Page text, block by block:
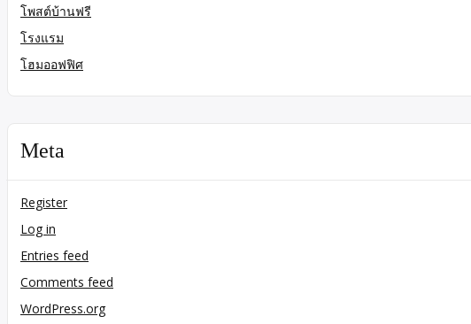
โพสต์บ้านฟรี
โรงแรม
โฮมออฟฟิศ
Meta
Register
Log in
Entries feed
Comments feed
WordPress.org